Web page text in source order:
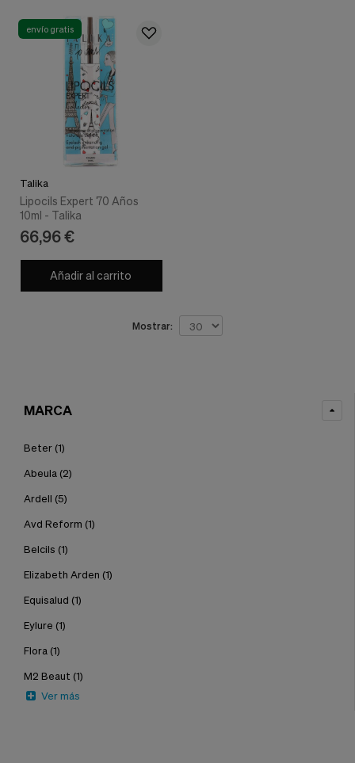
envío gratis
Talika
Lipocils Expert 70 Años
10ml - Talika
66,96 €
Añadir al carrito
Mostrar:
MARCA
Beter (1)
Abeula (2)
Ardell (5)
Avd Reform (1)
Belcils (1)
Elizabeth Arden (1)
Equisalud (1)
Eylure (1)
Flora (1)
M2 Beaut (1)
Ver más